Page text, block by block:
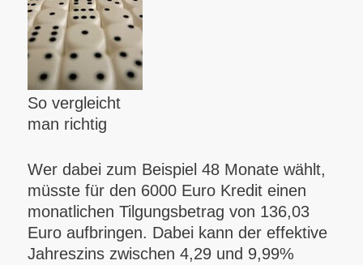
So vergleicht
man richtig
Wer dabei zum Beispiel 48 Monate wählt,
müsste für den 6000 Euro Kredit einen
monatlichen Tilgungsbetrag von 136,03
Euro aufbringen. Dabei kann der effektive
Jahreszins zwischen 4,29 und 9,99%